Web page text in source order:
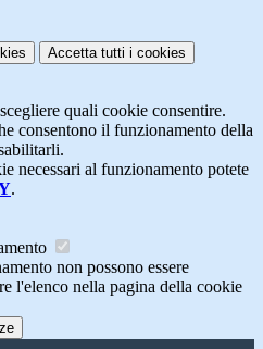
Accetta tutti i cookies
quali cookie consentire.
consentono il funzionamento della
necessari al funzionamento potete
.
non possono essere
l'elenco nella pagina della cookie